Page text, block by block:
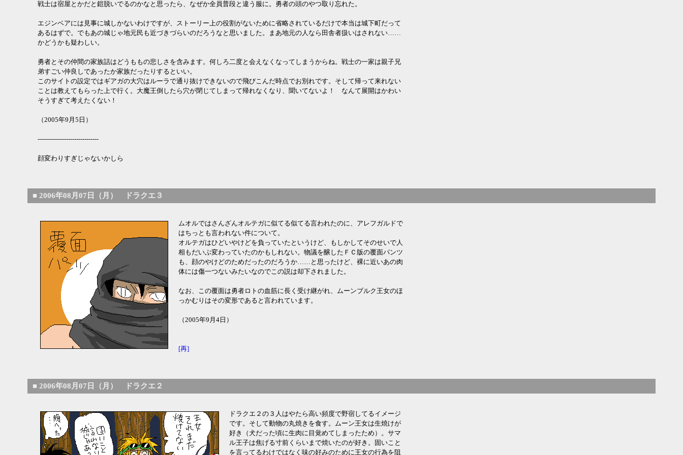
戦士は宿屋とかだと鎧脱いでるのかなと思ったら、なぜか全員普段と違う服に。勇者の頭のやつ取り忘れた。
エジンベアには見事に城しかないわけですが、ストーリー上の役割がないために省略されているだけで本当は城下町だって
あるはずで。でもあの城じゃ地元民も近づきづらいのだろうなと思いました。まあ地元の人なら田舎者扱いはされない……
かどうかも疑わしい。
勇者とその仲間の家族話はどうももの悲しさを含みます。何しろ二度と会えなくなってしまうからね。戦士の一家は親子兄
弟すごい仲良しであったか家族だったりするといい。
このサイトの設定ではギアガの大穴はルーラで通り抜けできないので飛びこんだ時点でお別れです。そして帰って来れない
ことは教えてもらった上で行く。大魔王倒したら穴が閉じてしまって帰れなくなり、聞いてないよ！ なんて展開はかわい
そうすぎて考えたくない！
（2005年9月5日）
------------------------------
顔変わりすぎじゃないかしら
■ 2006年08月07日（月） ドラクエ３
ムオルではさんざんオルテガに似てる似てる言われたのに、アレフガルドで
はちっとも言われない件について。
オルテガはひどいやけどを負っていたというけど、もしかしてそのせいで人
相もだいぶ変わっていたのかもしれない。物議を醸したＦＣ版の覆面パンツ
も、顔のやけどのためだったのだろうか……と思ったけど、裸に近いあの肉
体には傷一つないみたいなのでこの説は却下されました。
なお、この覆面は勇者ロトの血筋に長く受け継がれ、ムーンブルク王女のほ
っかむりはその変形であると言われています。
（2005年9月4日）
[再]
■ 2006年08月07日（月） ドラクエ２
ドラクエ２の３人はやたら高い頻度で野宿してるイメージ
です。そして動物の丸焼きを食す。ムーン王女は生焼けが
好き（犬だった頃に生肉に目覚めてしまったため）。サマ
ル王子は焦げる寸前くらいまで焼いたのが好き。固いこと
を言ってるわけではなく味の好みのために王女の行為を阻